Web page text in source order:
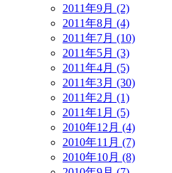
2011年9月 (2)
2011年8月 (4)
2011年7月 (10)
2011年5月 (3)
2011年4月 (5)
2011年3月 (30)
2011年2月 (1)
2011年1月 (5)
2010年12月 (4)
2010年11月 (7)
2010年10月 (8)